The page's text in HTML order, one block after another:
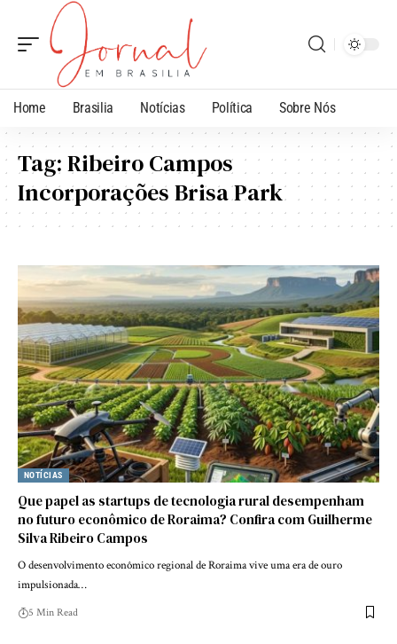
Home Brasilia Notícias Política Sobre Nós
Tag:Ribeiro Campos
Incorporações Brisa Park
NOTÍCIAS
Que papel as startups de tecnologia rural desempenham
no futuro econômico de Roraima? Confira com Guilherme
Silva Ribeiro Campos
O desenvolvimento econômico regional de Roraima vive uma era de ouro
impulsionada…
5 Min Read